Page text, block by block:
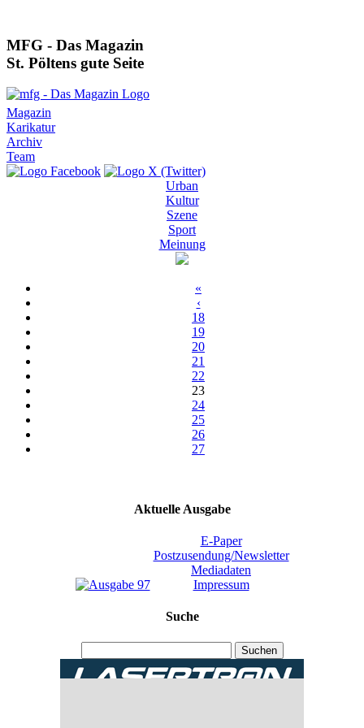
MFG - Das Magazin
St. Pöltens gute Seite
Magazin
Karikatur
Archiv
Team
Urban
Kultur
Szene
Sport
Meinung
«
‹
18
19
20
21
22
23
24
25
26
27
Aktuelle Ausgabe
E-Paper
Postzusendung/Newsletter
Mediadaten
Impressum
Suche
Suchen